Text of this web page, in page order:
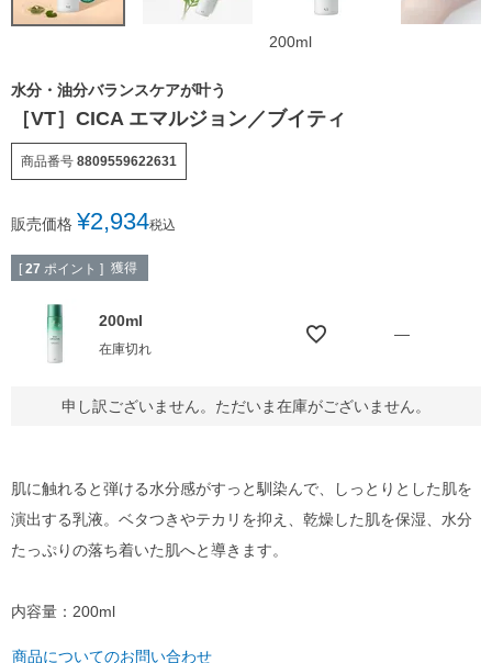
200ml
水分・油分バランスケアが叶う
［VT］CICA エマルジョン／ブイティ
商品番号 8809559622631
販売価格 ¥2,934税込
[ 27 ポイント ] 獲得
200ml
在庫切れ
—
申し訳ございません。ただいま在庫がございません。
肌に触れると弾ける水分感がすっと馴染んで、しっとりとした肌を
演出する乳液。ベタつきやテカリを抑え、乾燥した肌を保湿、水分
たっぷりの落ち着いた肌へと導きます。
内容量：200ml
商品についてのお問い合わせ